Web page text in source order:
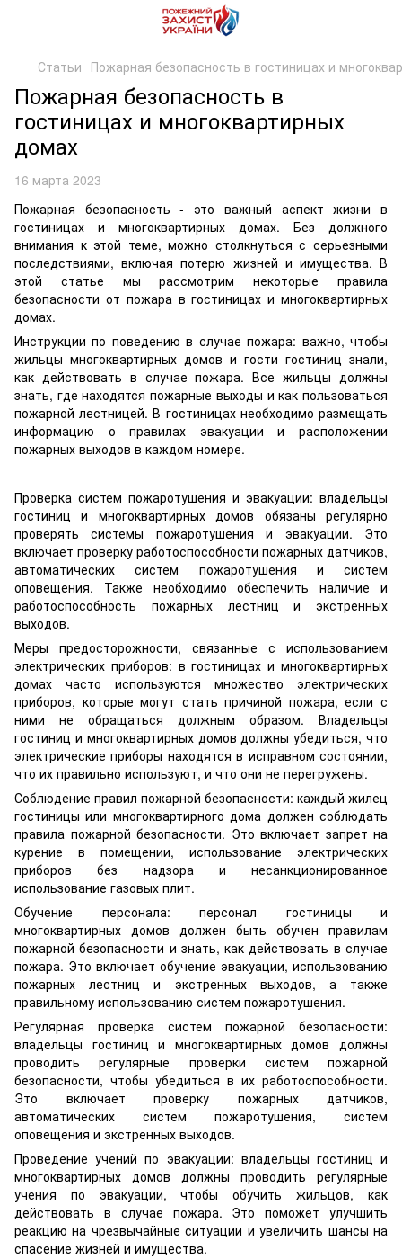
Статьи Пожарная безопасность в гостиницах и
Пожарная безопасность в
гостиницах и многоквартирных
домах
16 марта 2023
Пожарная безопасность - это важный аспект жизни в
гостиницах и многоквартирных домах. Без должного
внимания к этой теме, можно столкнуться с серьезными
последствиями, включая потерю жизней и имущества. В
этой статье мы рассмотрим некоторые правила
безопасности от пожара в гостиницах и многоквартирных
домах.
Инструкции по поведению в случае пожара: важно, чтобы
жильцы многоквартирных домов и гости гостиниц знали,
как действовать в случае пожара. Все жильцы должны
знать, где находятся пожарные выходы и как пользоваться
пожарной лестницей. В гостиницах необходимо размещать
информацию о правилах эвакуации и расположении
пожарных выходов в каждом номере.
Проверка систем пожаротушения и эвакуации: владельцы
гостиниц и многоквартирных домов обязаны регулярно
проверять системы пожаротушения и эвакуации. Это
включает проверку работоспособности пожарных датчиков,
автоматических систем пожаротушения и систем
оповещения. Также необходимо обеспечить наличие и
работоспособность пожарных лестниц и экстренных
выходов.
Меры предосторожности, связанные с использованием
электрических приборов: в гостиницах и многоквартирных
домах часто используются множество электрических
приборов, которые могут стать причиной пожара, если с
ними не обращаться должным образом. Владельцы
гостиниц и многоквартирных домов должны убедиться, что
электрические приборы находятся в исправном состоянии,
что их правильно используют, и что они не перегружены.
Соблюдение правил пожарной безопасности: каждый жилец
гостиницы или многоквартирного дома должен соблюдать
правила пожарной безопасности. Это включает запрет на
курение в помещении, использование электрических
приборов без надзора и несанкционированное
использование газовых плит.
Обучение персонала: персонал гостиницы и
многоквартирных домов должен быть обучен правилам
пожарной безопасности и знать, как действовать в случае
пожара. Это включает обучение эвакуации, использованию
пожарных лестниц и экстренных выходов, а также
правильному использованию систем пожаротушения.
Регулярная проверка систем пожарной безопасности:
владельцы гостиниц и многоквартирных домов должны
проводить регулярные проверки систем пожарной
безопасности, чтобы убедиться в их работоспособности.
Это включает проверку пожарных датчиков,
автоматических систем пожаротушения, систем
оповещения и экстренных выходов.
Проведение учений по эвакуации: владельцы гостиниц и
многоквартирных домов должны проводить регулярные
учения по эвакуации, чтобы обучить жильцов, как
действовать в случае пожара. Это поможет улучшить
реакцию на чрезвычайные ситуации и увеличить шансы на
спасение жизней и имущества.